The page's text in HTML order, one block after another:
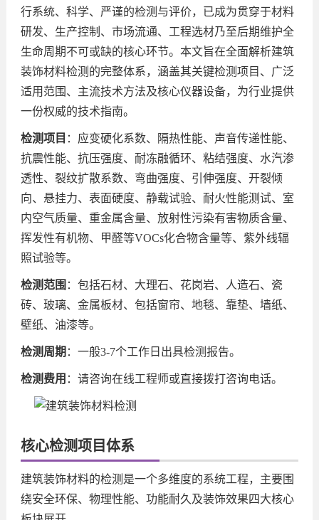
行系统、科学、严谨的检测与评价，已成为贯穿于材料
研发、生产控制、市场流通、工程选材乃至后期维护全
生命周期不可或缺的核心环节。本文旨在全面解析建筑
装饰材料检测的完整体系，涵盖其关键检测项目、广泛
适用范围、主流技术方法及核心仪器设备，为行业提供
一份权威的技术指南。
检测项目 ：应变硬化系数、隔热性能、声音传递性能、
抗震性能、抗压强度、耐冻融循环、粘结强度、水汽渗
透性、裂纹扩散系数、弯曲强度、引伸强度、开裂倾
向、悬挂力、表面硬度、静载试验、耐火性能测试、室
内空气质量、重金属含量、放射性污染有害物质含量、
挥发性有机物、甲醛等VOCs化合物含量等、紫外线辐
照试验等。
检测范围 ：包括石材、大理石、花岗岩、人造石、瓷
砖、玻璃、金属板材、包括窗帘、地毯、靠垫、墙纸、
壁纸、油漆等。
检测周期 ：一般3-7个工作日出具检测报告。
检测费用 ：请咨询在线工程师或直接拨打咨询电话。
核心检测项目体系
建筑装饰材料的检测是一个多维度的系统工程，主要围
绕安全环保、物理性能、功能耐久及装饰效果四大核心